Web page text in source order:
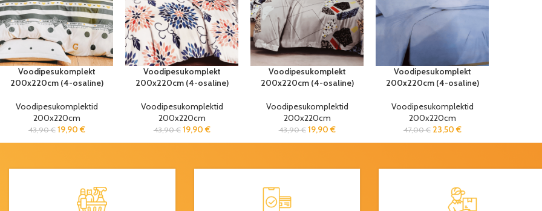
Voodipesukomplekt
200x220cm (4-osaline)
Voodipesukomplektid
200x220cm
43,90€ 19,90 €
Voodipesukomplekt
200x220cm (4-osaline)
Voodipesukomplektid
200x220cm
43,90€ 19,90 €
Voodipesukomplekt
200x220cm (4-osaline)
Voodipesukomplektid
200x220cm
43,90€ 19,90 €
Voodipesukomplekt
200x220cm (4-osaline)
Voodipesukomplektid
200x220cm
47,00€ 23,50 €